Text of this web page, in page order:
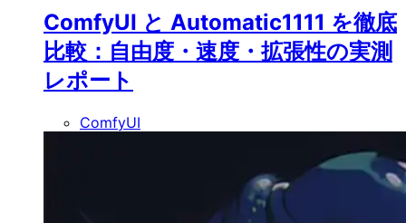
ComfyUI と Automatic1111 を徹底
比較：自由度・速度・拡張性の実測
レポート
ComfyUI